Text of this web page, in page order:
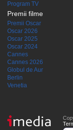
Program TV
Premii filme
Premii Oscar
Oscar 2026
Oscar 2025
Oscar 2024
Cannes
Cannes 2026
Globul de Aur
Berlin
Venetia